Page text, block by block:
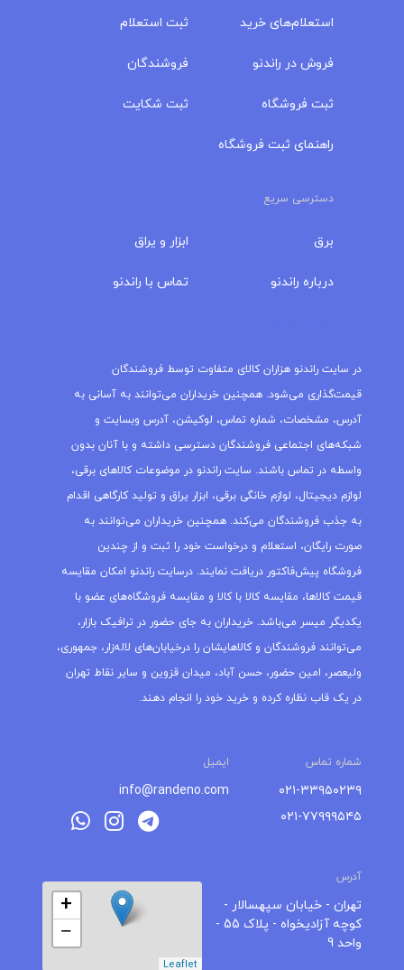
استعلام‌های خرید
فروش در راندنو
ثبت فروشگاه
راهنمای ثبت فروشگاه
ثبت استعلام
فروشندگان
ثبت شکایت
دسترسی سریع
برق
درباره‌ راندنو
ابزار و یراق
تماس با راندنو
در سایت راندنو هزاران کالای متفاوت توسط فروشندگان
قیمت‌گذاری می‌شود. همچنین خریداران می‌توانند به آسانی به
آدرس، مشخصات، شماره تماس، لوکیشن، آدرس وبسایت و
شبکه‌های اجتماعی فروشندگان دسترسی داشته و با آنان بدون
واسطه در تماس باشند. سایت راندنو در موضوعات کالاهای برقی،
لوازم دیجیتال، لوازم خانگی برقی، ابزار یراق و تولید کارگاهی اقدام
به جذب فروشندگان می‌کند. همچنین خریداران می‌توانند به
صورت رایگان، استعلام و درخواست خود را ثبت و از چندین
فروشگاه پیش‌فاکتور دریافت نمایند. درسایت راندنو امکان مقایسه
قیمت کالاها، مقایسه کالا با کالا و مقایسه فروشگاه‌های عضو با
یکدیگر میسر می‌باشد. خریداران به جای حضور در ترافیک بازار،
می‌توانند فروشندگان و کالاهایشان را درخیابان‌های لاله‌زار، جمهوری،
ولیعصر، امین حضور، حسن آباد، میدان قزوین و سایر نقاط تهران
در یک قاب نظاره کرده و خرید خود را انجام دهند.
شماره تماس ایمیل
۰۲۱-۳۳۹۵۰۲۳۹
۰۲۱-۷۷۹۹۹۵۴۵
info@randeno.com
آدرس
تهران - خیابان سپهسالار -
کوچه آزادیخواه - پلاک 55 -
واحد 9
+
−
Leaflet